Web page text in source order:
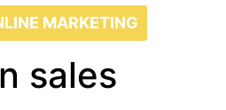
MARKETING
sales